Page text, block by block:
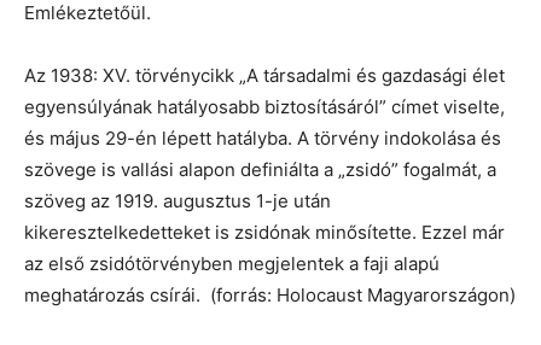
Emlékeztetőül.
Az 1938: XV. törvénycikk „A társadalmi és gazdasági élet
egyensúlyának hatályosabb biztosításáról” címet viselte,
és május 29-én lépett hatályba. A törvény indokolása és
szövege is vallási alapon definiálta a „zsidó” fogalmát, a
szöveg az 1919. augusztus 1-je után
kikeresztelkedetteket is zsidónak minősítette. Ezzel már
az első zsidótörvényben megjelentek a faji alapú
meghatározás csírái. (forrás: Holocaust Magyarországon)